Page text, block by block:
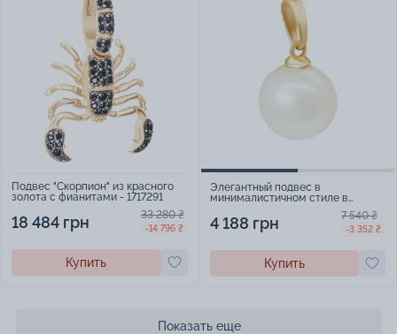
Подвес "Скорпион" из красного
золота с фианитами - 1717291
18 484 грн 33 280 ₴
-14 796 ₴
Купить
Элегантный подвес в
минималистичном стиле в
1939382
4 188 грн 7 540 ₴
-3 352 ₴
Купить
Показать еще